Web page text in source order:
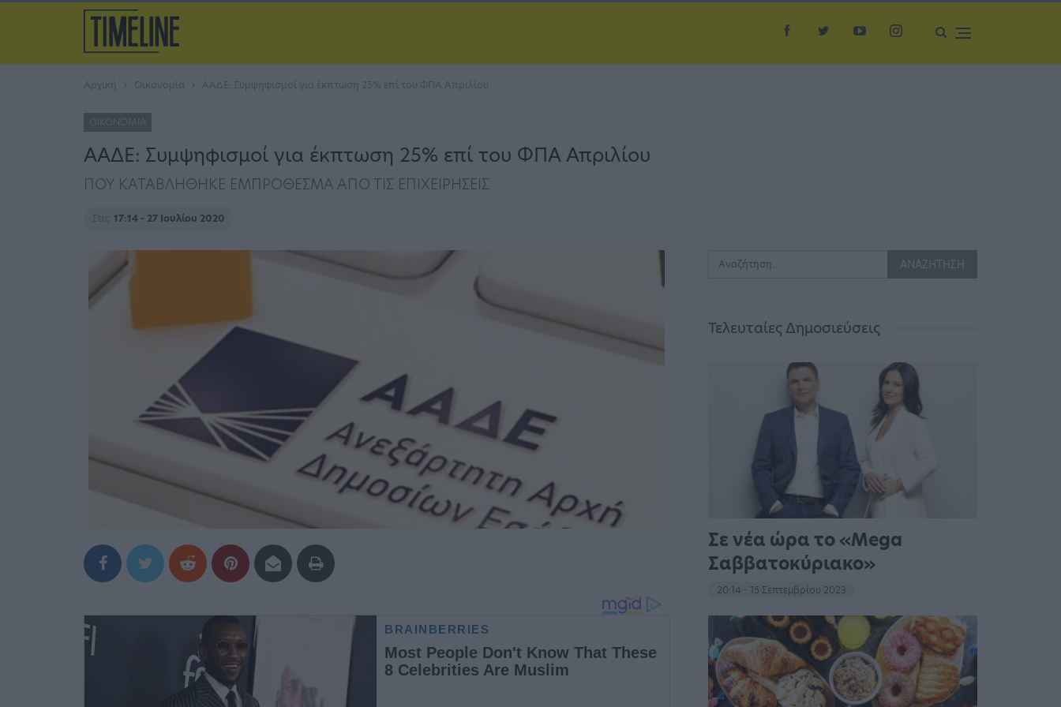
Αρχική Οικονομία ΑΑΔΕ: Συμψηφισμοί για έκπτωση 25% επί του ΦΠΑ Απριλίου
ΟΙΚΟΝΟΜΊΑ
ΑΑΔΕ: Συμψηφισμοί για έκπτωση 25% επί του ΦΠΑ Απριλίου
ΠΟΥ ΚΑΤΑΒΛΗΘΗΚΕ ΕΜΠΡΟΘΕΣΜΑ ΑΠΟ ΤΙΣ ΕΠΙΧΕΙΡΗΣΕΙΣ
Στις 17:14 - 27 Ιουλίου 2020
Τελευταίες Δημοσιεύσεις
Σε νέα ώρα το «Mega
Σαββατοκύριακο»
20:14 - 15 Σεπτεμβρίου 2023